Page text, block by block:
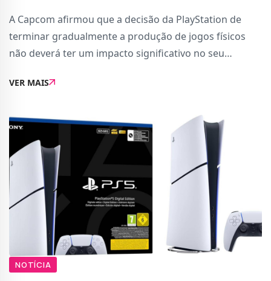
A Capcom afirmou que a decisão da PlayStation de
terminar gradualmente a produção de jogos físicos
não deverá ter um impacto significativo no seu
formato digital é uma evolução natural d
VER MAIS
NOTÍCIA